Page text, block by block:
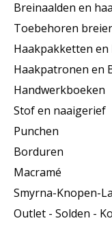
Breinaalden en
Toebehoren
Haakpakketten
Haakpatronen en
Handwerkboeken
Stof en naaigerief
Punchen
Borduren
Macramé
Smyrna-Knopen-
Outlet - Solden -